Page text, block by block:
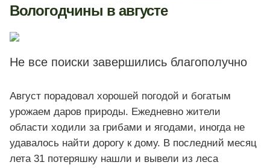
Вологодчины в августе
Не все поиски завершились благополучно
Август порадовал хорошей погодой и богатым
урожаем даров природы. Ежедневно жители
области ходили за грибами и ягодами, иногда не
удавалось найти дорогу к дому. В последний месяц
лета 31 потеряшку нашли и вывели из леса